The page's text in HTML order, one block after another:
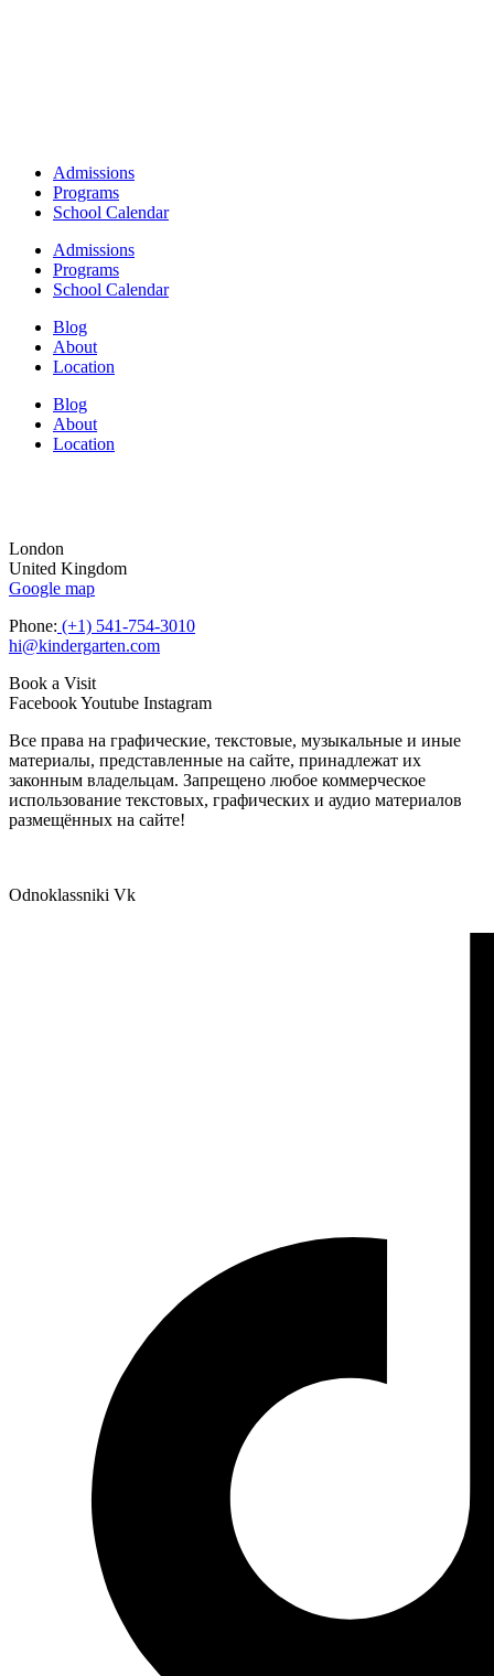
Admissions
Programs
School Calendar
Admissions
Programs
School Calendar
Blog
About
Location
Blog
About
Location
London
United Kingdom
Google map
Phone: (+1) 541-754-3010
hi@kindergarten.com
Book a Visit
FacebookYoutube Instagram
Все права на графические, текстовые, музыкальные и иные
материалы, представленные на сайте, принадлежат их
законным владельцам. Запрещено любое коммерческое
использование текстовых, графических и аудио материалов
размещённых на сайте!
Odnoklassniki Vk